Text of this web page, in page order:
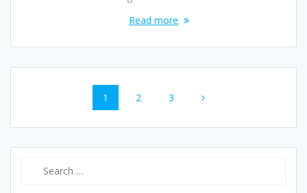
Read more
navigation
Page
1 Page
2 Page
3